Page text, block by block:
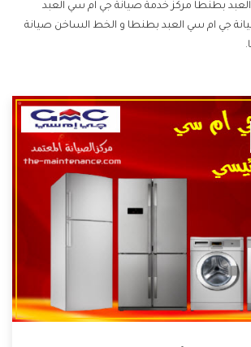
العبد بطنطا مركز خدمة صيانة جي ام سي العبد
جي ام سي العبد بطنطا و الخط الساخن صيانة